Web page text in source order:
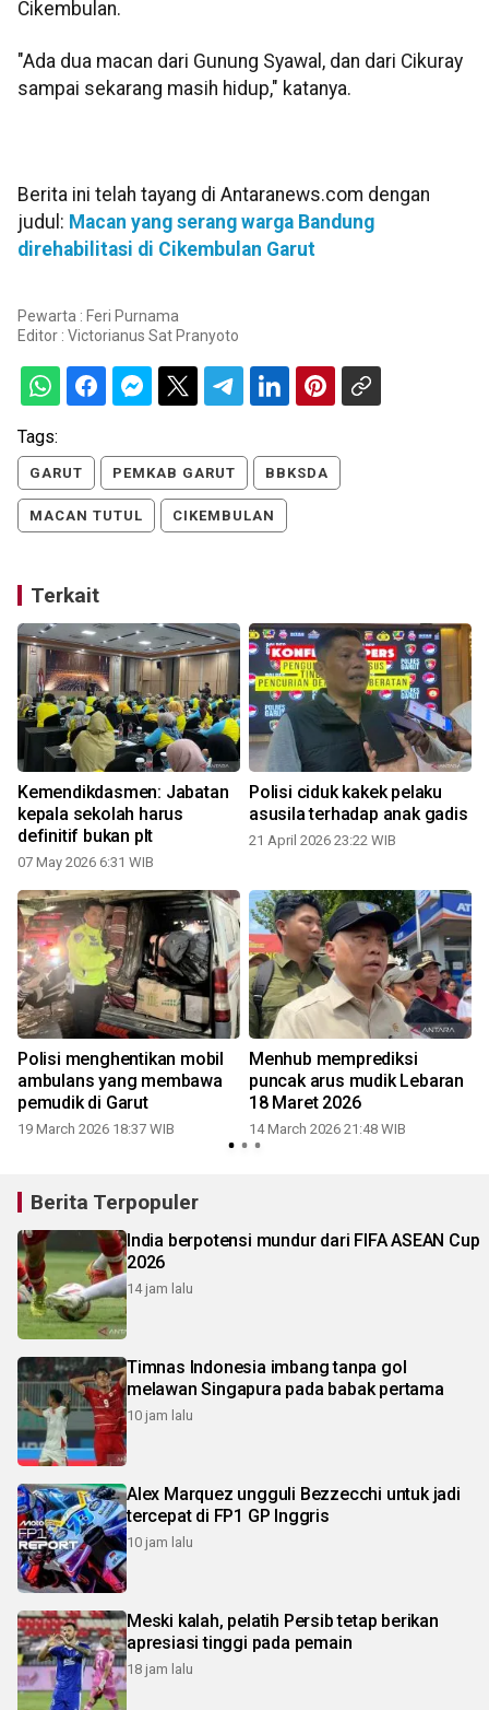
Cikembulan.
"Ada dua macan dari Gunung Syawal, dan dari Cikuray
sampai sekarang masih hidup," katanya.
Berita ini telah tayang di Antaranews.com dengan
judul: Macan yang serang warga Bandung
direhabilitasi di Cikembulan Garut
Pewarta : Feri Purnama
Editor : Victorianus Sat Pranyoto
Tags:
GARUT PEMKAB GARUT BBKSDA
MACAN TUTUL CIKEMBULAN
Terkait
Kemendikdasmen: Jabatan
kepala sekolah harus
definitif bukan plt
07 May 2026 6:31 WIB
Polisi ciduk kakek pelaku
asusila terhadap anak gadis
21 April 2026 23:22 WIB
Polisi menghentikan mobil
ambulans yang membawa
pemudik di Garut
19 March 2026 18:37 WIB
Menhub memprediksi
puncak arus mudik Lebaran
18 Maret 2026
14 March 2026 21:48 WIB
Berita Terpopuler
India berpotensi mundur dari FIFA ASEAN Cup
2026
14 jam lalu
Timnas Indonesia imbang tanpa gol
melawan Singapura pada babak pertama
10 jam lalu
Alex Marquez ungguli Bezzecchi untuk jadi
tercepat di FP1 GP Inggris
10 jam lalu
Meski kalah, pelatih Persib tetap berikan
apresiasi tinggi pada pemain
18 jam lalu